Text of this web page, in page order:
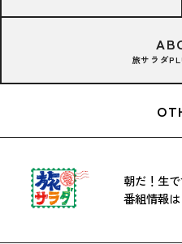
旅サラダ
朝だ！生
番組情報